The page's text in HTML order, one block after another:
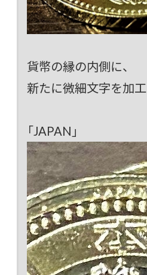
貨幣の縁の内側に、
新たに微細文字を加工
「JAPAN」